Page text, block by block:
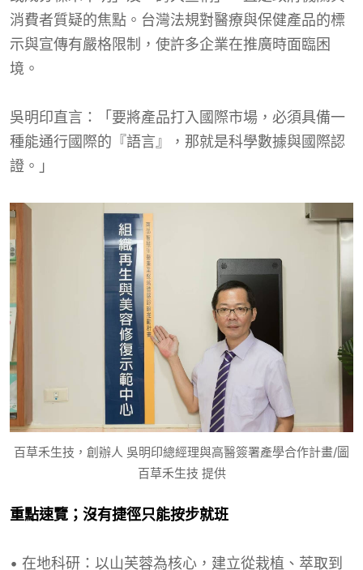
消費者質疑的焦點。台灣法規對醫療與保健產品的標
示與宣傳有嚴格限制，使許多企業在推廣時面臨困
境。
吳明印直言：「要將產品打入國際市場，必須具備一
種能通行國際的『語言』，那就是科學數據與國際認
證。」
百草禾生技，創辦人 吳明印總經理與高醫簽署產學合作計畫/圖
百草禾生技 提供
重點速覽；沒有捷徑只能按步就班
• 在地科研：以山芙蓉為核心，建立從栽植、萃取到